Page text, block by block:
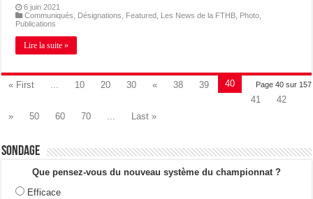
6 juin 2021
Communiqués
Désignations Featured Les News de la FTHB Photo
Publications
Lire la suite »
Page 40 sur 157
« First ... 10 20 30 « 38 39
40
41
42
»
50 60 70 ... Last »
Sondage
Que pensez-vous du nouveau système du championnat ?
Efficace